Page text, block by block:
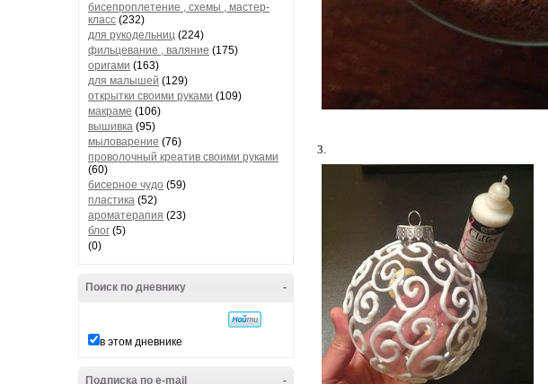
бисепроплетение , схемы , мастер-
класс (232)
для рукодельниц (224)
фильцевание , валяние (175)
оригами (163)
для малышей (129)
открытки своими руками (109)
макраме (106)
вышивка (95)
мыловарение (76)
проволочный креатив своими руками
(60)
бисерное чудо (59)
пластика (52)
ароматерапия (23)
блог (5)
(0)
-
Поиск по дневнику
в этом дневнике
-
Подписка по e-mail
3.